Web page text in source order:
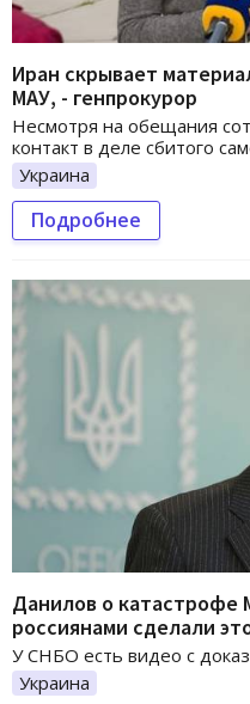
Иран скрывает
МАУ, - генпрокурор
Несмотря на обещания
контакт в деле сбитого
Украина
Подробнее
Данилов о катастрофе
россиянами сделали
У СНБО есть видео с
Украина